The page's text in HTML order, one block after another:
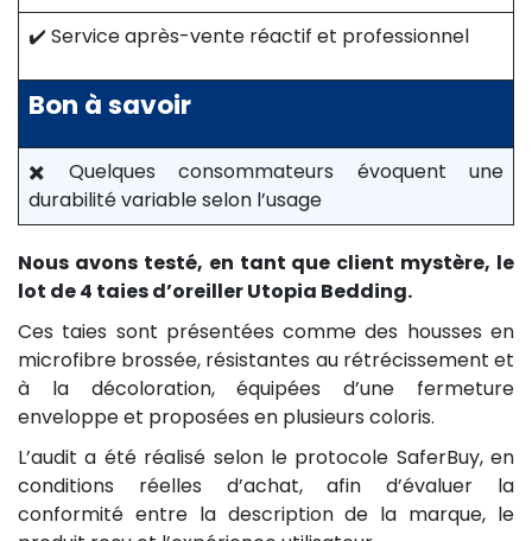
✔️ Service après-vente réactif et professionnel
Bon à savoir
✖️ Quelques consommateurs évoquent une
durabilité variable selon l’usage
Nous avons testé, en tant que client mystère, le
lot de 4 taies d’oreiller Utopia Bedding.
Ces taies sont présentées comme des housses en
microfibre brossée, résistantes au rétrécissement et
à la décoloration, équipées d’une fermeture
enveloppe et proposées en plusieurs coloris.
L’audit a été réalisé selon le protocole SaferBuy, en
conditions réelles d’achat, afin d’évaluer la
conformité entre la description de la marque, le